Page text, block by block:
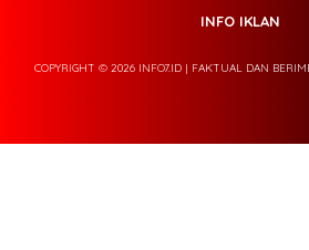
INFO IKLAN
COPYRIGHT © 2026 INFO7.ID | FAKTUAL DAN